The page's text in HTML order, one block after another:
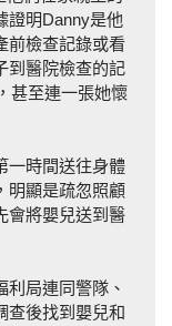
證明Danny是他
前檢查記錄或看
到醫院檢查的記
甚至連一張她懷
一時間送往身體
明顯是疏忽照顧
會將嬰兒送到醫
局連同警隊、
查後找到嬰兒和